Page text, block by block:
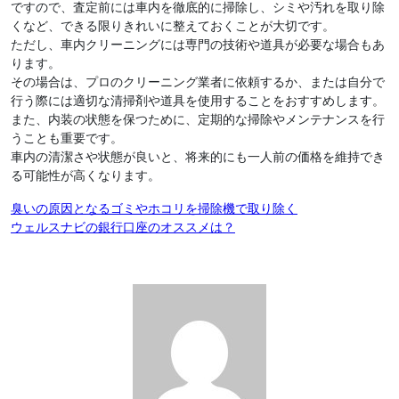
ですので、査定前には車内を徹底的に掃除し、シミや汚れを取り除
くなど、できる限りきれいに整えておくことが大切です。
ただし、車内クリーニングには専門の技術や道具が必要な場合もあ
ります。
その場合は、プロのクリーニング業者に依頼するか、または自分で
行う際には適切な清掃剤や道具を使用することをおすすめします。
また、内装の状態を保つために、定期的な掃除やメンテナンスを行
うことも重要です。
車内の清潔さや状態が良いと、将来的にも一人前の価格を維持でき
る可能性が高くなります。
投
稿
臭いの原因となるゴミやホコリを掃除機で取り除く
ウェルスナビの銀行口座のオススメは？